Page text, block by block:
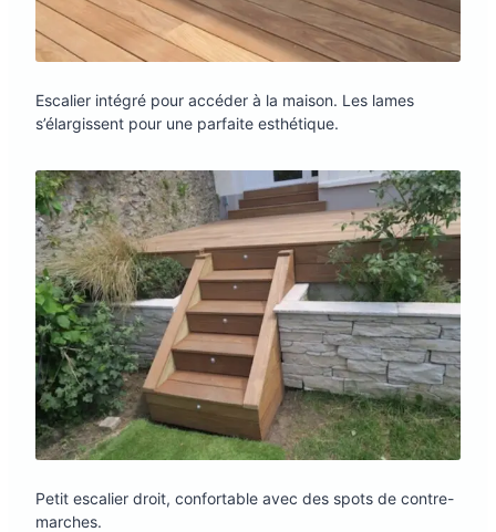
Escalier intégré pour accéder à la maison. Les lames
s’élargissent pour une parfaite esthétique.
Petit escalier droit, confortable avec des spots de contre-
marches.